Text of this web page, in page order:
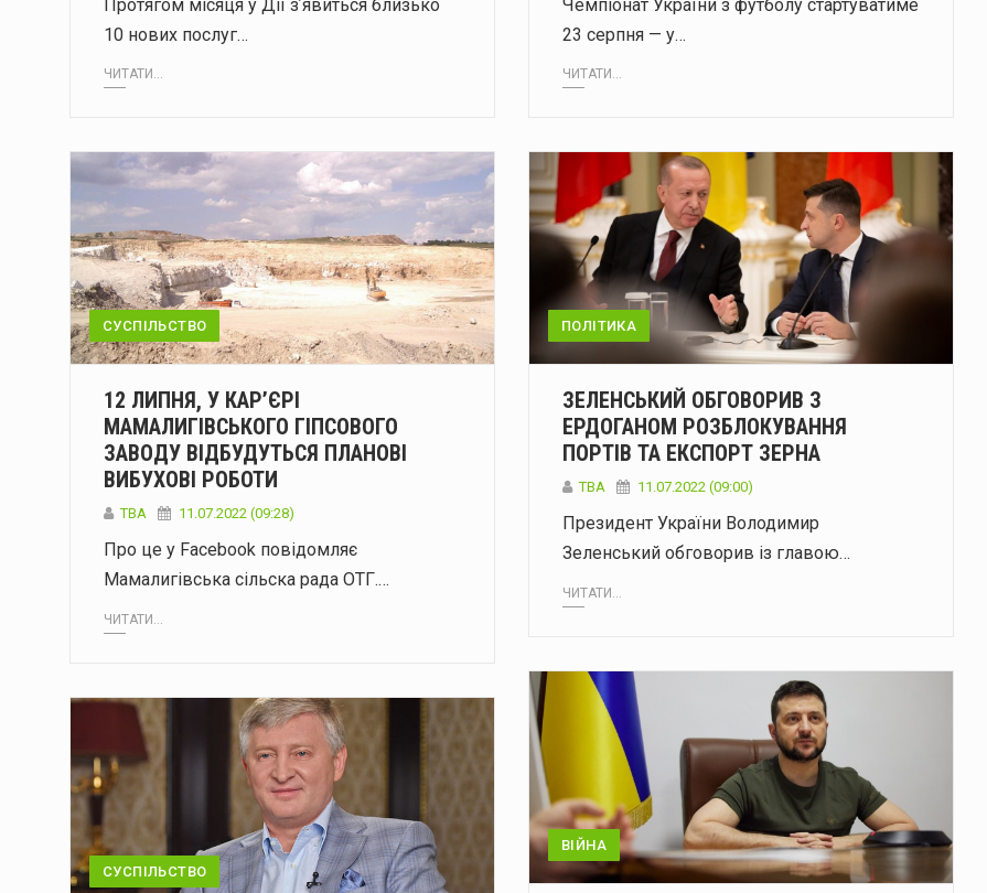
Протягом місяця у Дії зʼявиться близько
10 нових послуг…
ЧИТАТИ...
Чемпіонат України з футболу стартуватиме
23 серпня — у…
ЧИТАТИ...
СУСПІЛЬСТВО
12 ЛИПНЯ, У КАР’ЄРІ
МАМАЛИГІВСЬКОГО ГІПСОВОГО
ЗАВОДУ ВІДБУДУТЬСЯ ПЛАНОВІ
ВИБУХОВІ РОБОТИ
ТВА 11.07.2022 (09:28)
Про це у Facebook повідомляє
Мамалигівська сільска рада ОТГ.…
ЧИТАТИ...
ПОЛІТИКА
ЗЕЛЕНСЬКИЙ ОБГОВОРИВ З
ЕРДОГАНОМ РОЗБЛОКУВАННЯ
ПОРТІВ ТА ЕКСПОРТ ЗЕРНА
ТВА 11.07.2022 (09:00)
Президент України Володимир
Зеленський обговорив із главою…
ЧИТАТИ...
ВІЙНА
СУСПІЛЬСТВО